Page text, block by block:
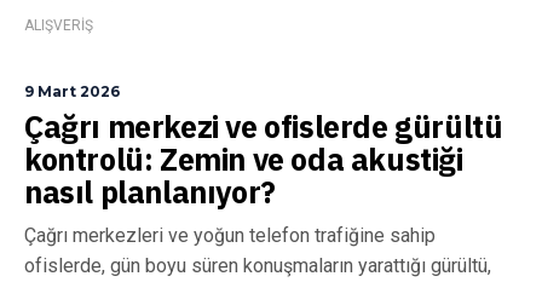
ALIŞVERİŞ
9 Mart 2026
Çağrı merkezi ve ofislerde gürültü
kontrolü: Zemin ve oda akustiği
nasıl planlanıyor?
Çağrı merkezleri ve yoğun telefon trafiğine sahip
ofislerde, gün boyu süren konuşmaların yarattığı gürültü,